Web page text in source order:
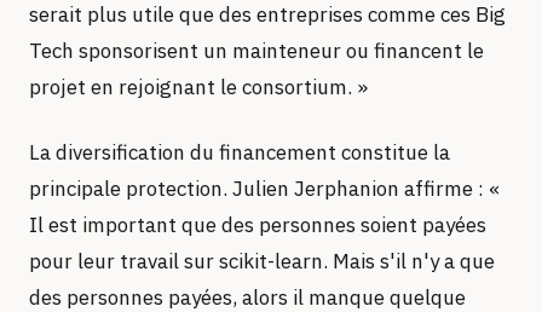
serait plus utile que des entreprises comme ces Big
Tech sponsorisent un mainteneur ou financent le
projet en rejoignant le consortium. »
La diversification du financement constitue la
principale protection. Julien Jerphanion affirme : «
Il est important que des personnes soient payées
pour leur travail sur scikit-learn. Mais s'il n'y a que
des personnes payées, alors il manque quelque